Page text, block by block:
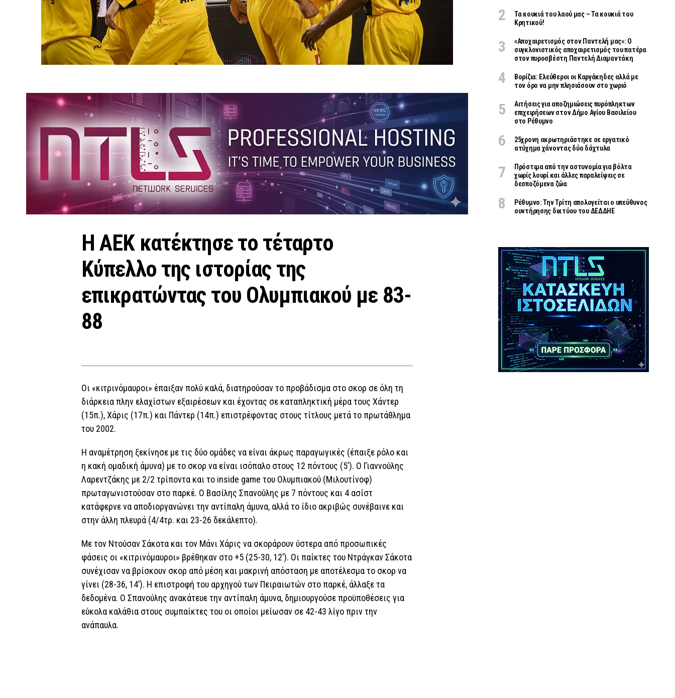
Η ΑΕΚ κατέκτησε το τέταρτο
Κύπελλο της ιστορίας της
επικρατώντας του Ολυμπιακού με 83-
88
Οι «κιτρινόμαυροι» έπαιξαν πολύ καλά, διατηρούσαν το προβάδισμα στο σκορ σε όλη τη
διάρκεια πλην ελαχίστων εξαιρέσεων και έχοντας σε καταπληκτική μέρα τους Χάντερ
(15π.), Χάρις (17π.) και Πάντερ (14π.) επιστρέφοντας στους τίτλους μετά το πρωτάθλημα
του 2002.
Η αναμέτρηση ξεκίνησε με τις δύο ομάδες να είναι άκρως παραγωγικές (έπαιξε ρόλο και
η κακή ομαδική άμυνα) με το σκορ να είναι ισόπαλο στους 12 πόντους (5’). Ο Γιαννούλης
Λαρεντζάκης με 2/2 τρίποντα και το inside game του Ολυμπιακού (Μιλουτίνοφ)
πρωταγωνιστούσαν στο παρκέ. Ο Βασίλης Σπανούλης με 7 πόντους και 4 ασίστ
κατάφερνε να αποδιοργανώνει την αντίπαλη άμυνα, αλλά το ίδιο ακριβώς συνέβαινε και
στην άλλη πλευρά (4/4τρ. και 23-26 δεκάλεπτο).
Με τον Ντούσαν Σάκοτα και τον Μάνι Χάρις να σκοράρουν ύστερα από προσωπικές
φάσεις οι «κιτρινόμαυροι» βρέθηκαν στο +5 (25-30, 12’). Οι παίκτες του Ντράγκαν Σάκοτα
συνέχισαν να βρίσκουν σκορ από μέση και μακρινή απόσταση με αποτέλεσμα το σκορ να
γίνει (28-36, 14’). Η επιστροφή του αρχηγού των Πειραιωτών στο παρκέ, άλλαξε τα
δεδομένα. Ο Σπανούλης ανακάτευε την αντίπαλη άμυνα, δημιουργούσε προϋποθέσεις για
εύκολα καλάθια στους συμπαίκτες του οι οποίοι μείωσαν σε 42-43 λίγο πριν την
ανάπαυλα.
Τα κουκιά του λαού μας – Τα κουκιά του
Κρητικού!
«Aποχαιρετισμός στον Παντελή μας»: Ο
συγκλονιστικός αποχαιρετισμός του πατέρα
στον πυροσβέστη Παντελή Διαμαντάκη
Βορίζια: Ελεύθεροι οι Καργάκηδες αλλά με
τον όρο να μην πλησιάσουν στο χωριό
Αιτήσεις για αποζημιώσεις πυρόπληκτων
επιχειρήσεων στον Δήμο Αγίου Βασιλείου
στο Ρέθυμνο
25χρονη ακρωτηριάστηκε σε εργατικό
ατύχημα χάνοντας δύο δάχτυλα
Πρόστιμα από την αστυνομία για βόλτα
χωρίς λουρί και άλλες παραλείψεις σε
δεσποζόμενα ζώα
Ρέθυμνο: Την Τρίτη απολογείται ο υπεύθυνος
συντήρησης δικτύου του ΔΕΔΔΗΕ